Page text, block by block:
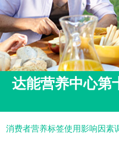
达能营养中心第
消费者营养标签使用影响因素